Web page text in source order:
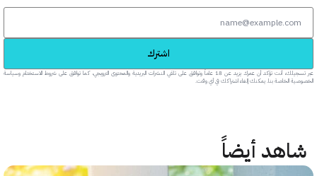
عبر تسجيلك، أنت تؤكد أن عمرك يزيد عن 18 عاماً وتوافق على تلقي النشرات البريدية والمحتوى الترويجي، كما توافق على شروط الاستخدام وسياسة
بنا. يمكنك إلغاء اشتراكك في أي وقت.
أيضاً